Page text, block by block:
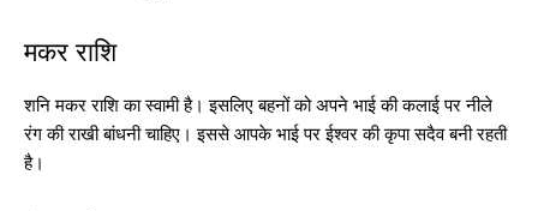
मकर राशि
शनि मकर राशि का स्वामी है। इसलिए बहनों को अपने भाई की कलाई पर नीले
रंग की राखी बांधनी चाहिए। इससे आपके भाई पर ईश्वर की कृपा सदैव बनी रहती
है।